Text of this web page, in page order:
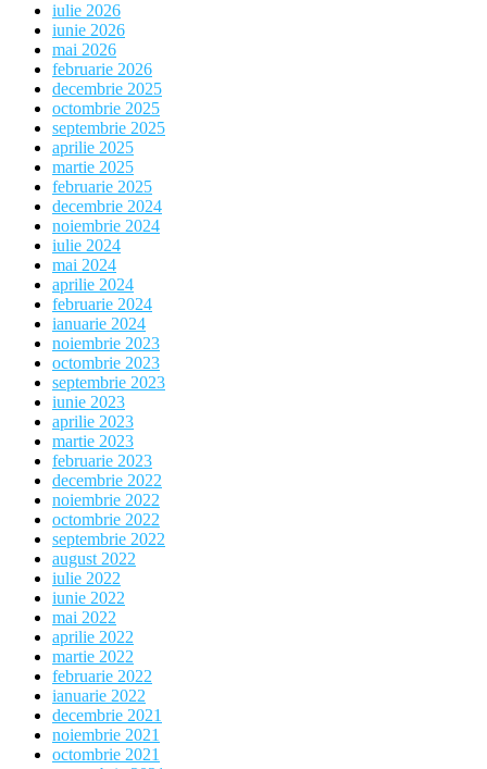
iulie 2026
iunie 2026
mai 2026
februarie 2026
decembrie 2025
octombrie 2025
septembrie 2025
aprilie 2025
martie 2025
februarie 2025
decembrie 2024
noiembrie 2024
iulie 2024
mai 2024
aprilie 2024
februarie 2024
ianuarie 2024
noiembrie 2023
octombrie 2023
septembrie 2023
iunie 2023
aprilie 2023
martie 2023
februarie 2023
decembrie 2022
noiembrie 2022
octombrie 2022
septembrie 2022
august 2022
iulie 2022
iunie 2022
mai 2022
aprilie 2022
martie 2022
februarie 2022
ianuarie 2022
decembrie 2021
noiembrie 2021
octombrie 2021